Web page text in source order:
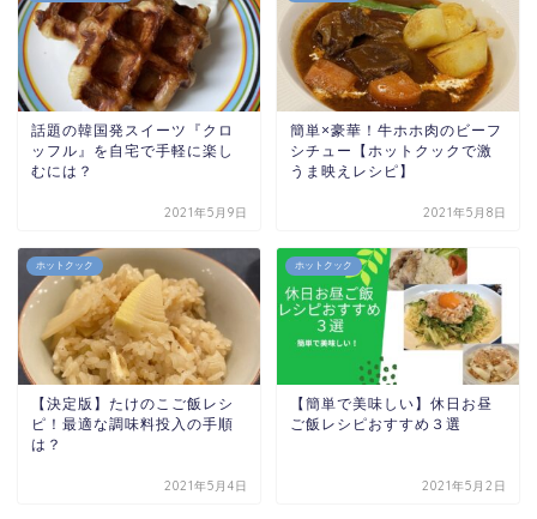
話題の韓国発スイーツ『クロ
ッフル』を自宅で手軽に楽し
むには？
2021年5月9日
簡単×豪華！牛ホホ肉のビーフ
シチュー【ホットクックで激
うま映えレシピ】
2021年5月8日
ホットクック
【決定版】たけのこご飯レシ
ピ！最適な調味料投入の手順
は？
2021年5月4日
ホットクック
【簡単で美味しい】休日お昼
ご飯レシピおすすめ３選
2021年5月2日